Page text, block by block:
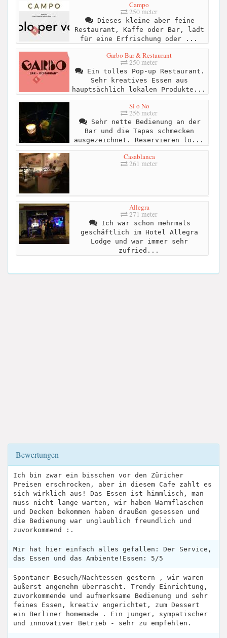
Campo
250 meter
Dieses kleine aber feine
Restaurant, Kaffe oder Bar, lädt
für eine Erfrischung oder ...
Garbo Bar & Restaurant
250 meter
Ein tolles Pop-up Restaurant.
Sehr kreatives Essen aus
hauptsächlich lokalen Produkte...
Si o No
256 meter
Sehr nette Bedienung an der
Bar und die Tapas schmecken
ausgezeichnet. Reservieren lo...
Casablanca
261 meter
Allegra
271 meter
Ich war schon mehrmals
geschäftlich im Hotel Allegra
Lodge und war immer sehr
zufried...
Bewertungen
Ich bin zwar ein bisschen vor den Züricher
Preisen erschrocken, aber in diesem Cafe zahlt es
sich wirklich aus! Das Essen ist himmlisch, man
muss nicht lange warten, wir haben Wärmflaschen
und Decken bekommen haben draußen gesessen und
die Bedienung war unglaublich freundlich und
zuvorkommend :.
Mir hat hier einfach alles gefallen: Der Service,
das Essen und das Ambiente!Essen: 5/5
Spontaner Besuch/Nachtessen gestern , wir waren
äußerst angenehm überrascht. Trendy Einrichtung,
zuvorkommende und aufmerksame Bedienung und sehr
feines Essen, kreativ angerichtet, zum Dessert
ein Berliner homemade . Ein junger, sympatischer
und innovativer Betrieb - sehr zu empfehlen.